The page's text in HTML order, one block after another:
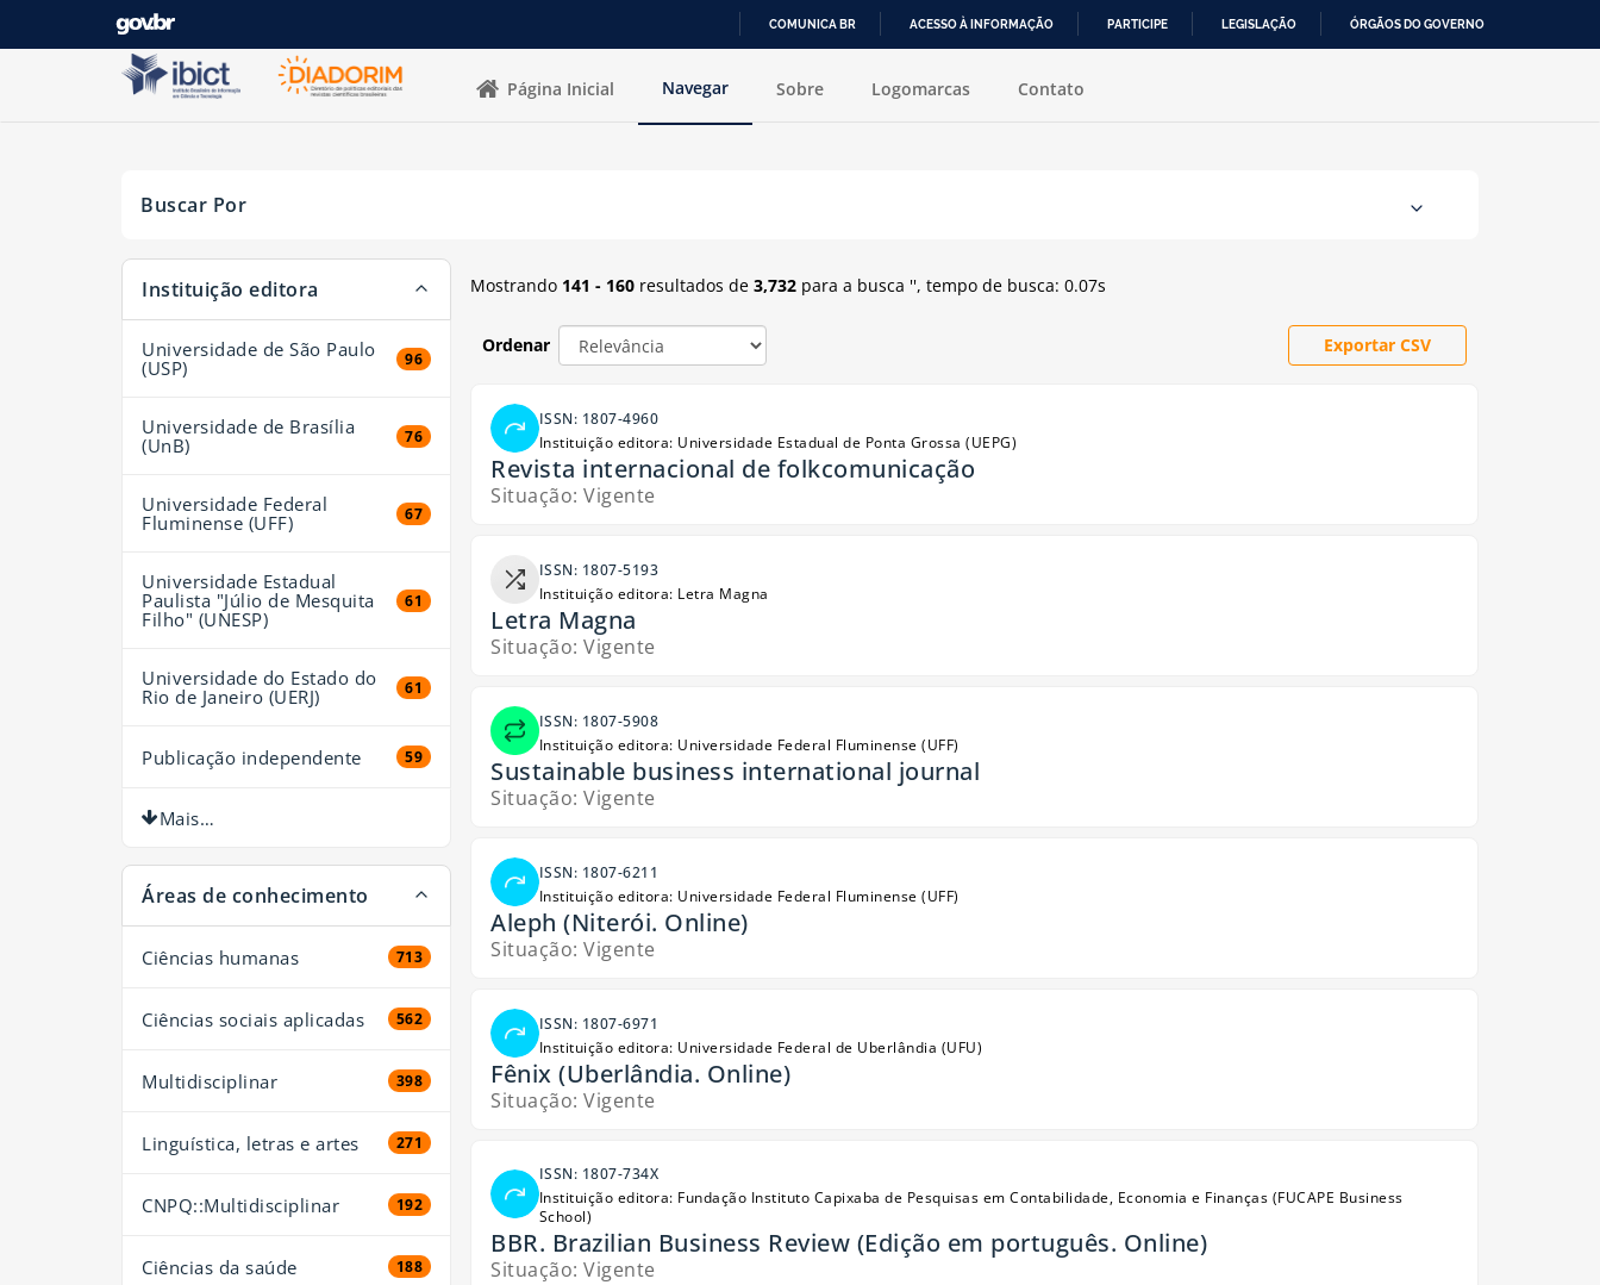
COMUNICA BR ACESSO À INFORMAÇÃO PARTICIPE LEGISLAÇÃO ÓRGÃOS DO GOVERNO
141 - 160resultados de3,732para a busca '
Pular para o conteúdo
Página Inicial
Navegar Sobre Logomarcas Contato
Buscar Por
Mostrando 141 - 160 resultados de 3,732 para a busca '', tempo de busca: 0.07s
Ordenar Exportar CSV
ISSN: 1807-4960
Instituição editora: Universidade Estadual de Ponta Grossa (UEPG)
Revista internacional de folkcomunicação
Situação: Vigente
ISSN: 1807-5193
Instituição editora: Letra Magna
Letra Magna
Situação: Vigente
ISSN: 1807-5908
Instituição editora: Universidade Federal Fluminense (UFF)
Sustainable business international journal
Situação: Vigente
ISSN: 1807-6211
Instituição editora: Universidade Federal Fluminense (UFF)
Aleph (Niterói. Online)
Situação: Vigente
ISSN: 1807-6971
Instituição editora: Universidade Federal de Uberlândia (UFU)
Fênix (Uberlândia. Online)
Situação: Vigente
ISSN: 1807-734X
Instituição editora: Fundação Instituto Capixaba de Pesquisas em Contabilidade, Economia e Finanças (FUCAPE Business
School)
BBR. Brazilian Business Review (Edição em português. Online)
Situação: Vigente
A página será recarregada quando um filtro for selecionado ou excluído.
Instituição editora
Universidade de São Paulo
(USP)
96 resultados
96
Universidade de Brasília
(UnB)
76 resultados
76
Universidade Federal
Fluminense (UFF)
67 resultados
67
Universidade Estadual
Paulista "Júlio de Mesquita
Filho" (UNESP)
61 resultados
61
Universidade do Estado do
Rio de Janeiro (UERJ)
61 resultados
61
Publicação independente 59 resultados
59
Mais…
Áreas de conhecimento
Ciências humanas 713 resultados
713
Ciências sociais aplicadas 562 resultados
562
Multidisciplinar 398 resultados
398
Linguística, letras e artes 271 resultados
271
CNPQ::Multidisciplinar 192 resultados
192
Ciências da saúde 188 resultados
188